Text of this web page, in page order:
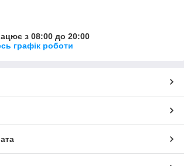
з 08:00 до 20:00
графік роботи